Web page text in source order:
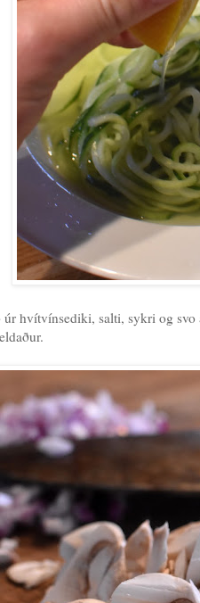
hvítvínsediki, salti, sykri og